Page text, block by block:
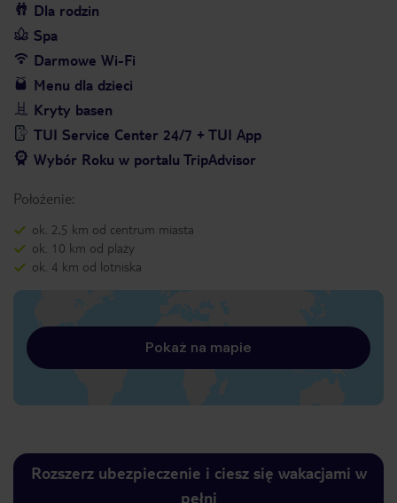
Dla rodzin
Spa
Darmowe Wi-Fi
Menu dla dzieci
Kryty basen
TUI Service Center 24/7 + TUI App
Wybór Roku w portalu TripAdvisor
Położenie:
ok. 2,5 km od centrum miasta
ok. 10 km od plaży
ok. 4 km od lotniska
Pokaż na mapie
Rozszerz ubezpieczenie i ciesz się wakacjami w
pełni